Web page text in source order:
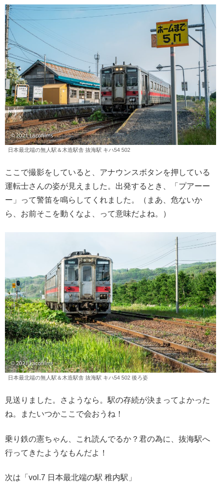
日本最北端の無人駅＆木造駅舎 抜海駅 キハ54 502
ここで撮影をしていると、アナウンスボタンを押している
運転士さんの姿が見えました。出発するとき、「プアーー
ー」って警笛を鳴らしてくれました。（まあ、危ないか
ら、お前そこを動くなよ、って意味だよね。）
日本最北端の無人駅＆木造駅舎 抜海駅 キハ54 502 後ろ姿
見送りました。さようなら。駅の存続が決まってよかった
ね。またいつかここで会おうね！
乗り鉄の憲ちゃん、これ読んでるか？君の為に、抜海駅へ
行ってきたようなもんだよ！
次は「vol.7 日本最北端の駅 稚内駅」